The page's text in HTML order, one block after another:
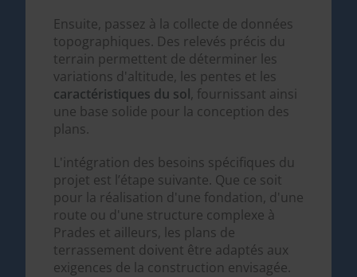
Ensuite, passez à la collecte de données
topographiques. Des relevés précis du
terrain permettent de déterminer les
variations d'altitude, les pentes et les
caractéristiques du sol, fournissant ainsi
une base solide pour la conception des
plans.
L'intégration des besoins spécifiques du
projet est l’étape suivante. Que ce soit
pour la réalisation d'une fondation, d'une
route ou d'une structure complexe à
Prades et ailleurs, les plans de
terrassement doivent être adaptés aux
exigences de la construction envisagée.